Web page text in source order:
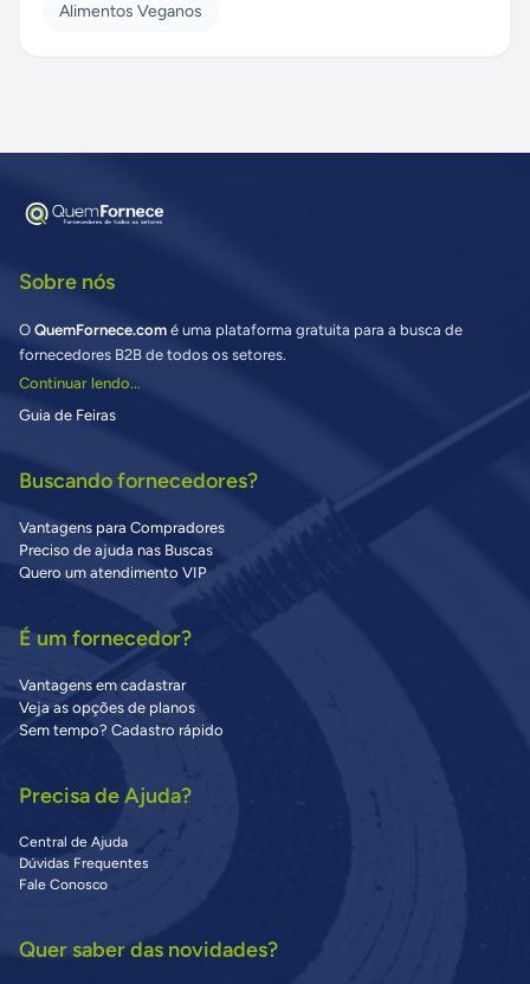
Alimentos Veganos
Sobre nós
O QuemFornece.com é uma plataforma gratuita para a busca de
fornecedores B2B de todos os setores.
Continuar lendo...
Guia de Feiras
Buscando fornecedores?
Vantagens para Compradores
Preciso de ajuda nas Buscas
Quero um atendimento VIP
É um fornecedor?
Vantagens em cadastrar
Veja as opções de planos
Sem tempo? Cadastro rápido
Precisa de Ajuda?
Central de Ajuda
Dúvidas Frequentes
Fale Conosco
Quer saber das novidades?